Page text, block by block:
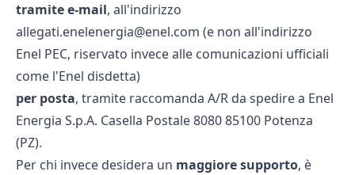
tramite e-mail, all'indirizzo
allegati.enelenergia@enel.com (e non all'indirizzo
Enel PEC, riservato invece alle comunicazioni ufficiali
come l'Enel disdetta)
per posta, tramite raccomanda A/R da spedire a Enel
Energia S.p.A. Casella Postale 8080 85100 Potenza
(PZ).
Per chi invece desidera un maggiore supporto, è